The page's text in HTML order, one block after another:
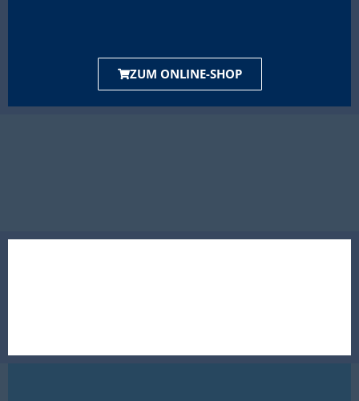
ZUM ONLINE-SHOP